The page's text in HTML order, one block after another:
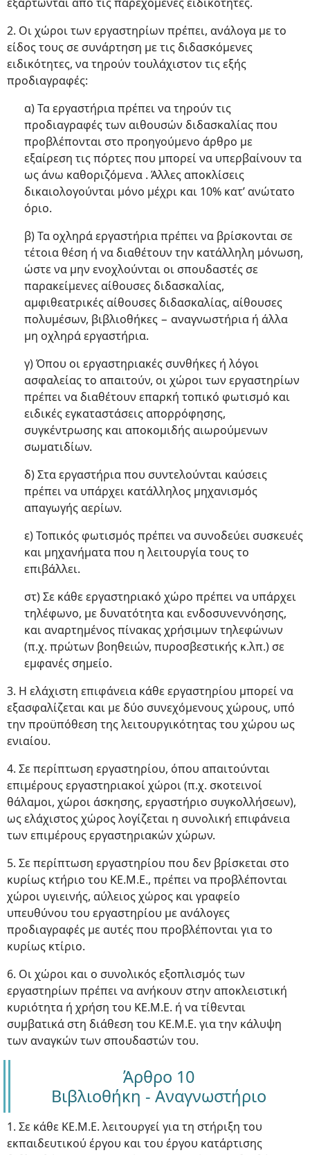
2. Οι χώροι των εργαστηρίων πρέπει, ανάλογα με το
είδος τους σε συνάρτηση με τις διδασκόμενες
ειδικότητες, να τηρούν τουλάχιστον τις εξής
προδιαγραφές:
α) Τα εργαστήρια πρέπει να τηρούν τις
προδιαγραφές των αιθουσών διδασκαλίας που
προβλέπονται στο προηγούμενο άρθρο με
εξαίρεση τις πόρτες που μπορεί να υπερβαίνουν τα
ως άνω καθοριζόμενα . Άλλες αποκλίσεις
δικαιολογούνται μόνο μέχρι και 10% κατ’ ανώτατο
όριο.
β) Τα οχληρά εργαστήρια πρέπει να βρίσκονται σε
τέτοια θέση ή να διαθέτουν την κατάλληλη μόνωση,
ώστε να μην ενοχλούνται οι σπουδαστές σε
παρακείμενες αίθουσες διδασκαλίας,
αμφιθεατρικές αίθουσες διδασκαλίας, αίθουσες
πολυμέσων, βιβλιοθήκες − αναγνωστήρια ή άλλα
μη οχληρά εργαστήρια.
γ) Όπου οι εργαστηριακές συνθήκες ή λόγοι
ασφαλείας το απαιτούν, οι χώροι των εργαστηρίων
πρέπει να διαθέτουν επαρκή τοπικό φωτισμό και
ειδικές εγκαταστάσεις απορρόφησης,
συγκέντρωσης και αποκομιδής αιωρούμενων
σωματιδίων.
δ) Στα εργαστήρια που συντελούνται καύσεις
πρέπει να υπάρχει κατάλληλος μηχανισμός
απαγωγής αερίων.
ε) Τοπικός φωτισμός πρέπει να συνοδεύει συσκευές
και μηχανήματα που η λειτουργία τους το
επιβάλλει.
στ) Σε κάθε εργαστηριακό χώρο πρέπει να υπάρχει
τηλέφωνο, με δυνατότητα και ενδοσυνεννόησης,
και αναρτημένος πίνακας χρήσιμων τηλεφώνων
(π.χ. πρώτων βοηθειών, πυροσβεστικής κ.λπ.) σε
εμφανές σημείο.
3. Η ελάχιστη επιφάνεια κάθε εργαστηρίου μπορεί να
εξασφαλίζεται και με δύο συνεχόμενους χώρους, υπό
την προϋπόθεση της λειτουργικότητας του χώρου ως
ενιαίου.
4. Σε περίπτωση εργαστηρίου, όπου απαιτούνται
επιμέρους εργαστηριακοί χώροι (π.χ. σκοτεινοί
θάλαμοι, χώροι άσκησης, εργαστήριο συγκολλήσεων),
ως ελάχιστος χώρος λογίζεται η συνολική επιφάνεια
των επιμέρους εργαστηριακών χώρων.
5. Σε περίπτωση εργαστηρίου που δεν βρίσκεται στο
κυρίως κτήριο του ΚΕ.Μ.Ε., πρέπει να προβλέπονται
χώροι υγιεινής, αύλειος χώρος και γραφείο
υπευθύνου του εργαστηρίου με ανάλογες
προδιαγραφές με αυτές που προβλέπονται για το
κυρίως κτίριο.
6. Οι χώροι και ο συνολικός εξοπλισμός των
εργαστηρίων πρέπει να ανήκουν στην αποκλειστική
κυριότητα ή χρήση του ΚΕ.Μ.Ε. ή να τίθενται
συμβατικά στη διάθεση του ΚΕ.Μ.Ε. για την κάλυψη
των αναγκών των σπουδαστών του.
Άρθρο 10
Βιβλιοθήκη - Αναγνωστήριο
1. Σε κάθε ΚΕ.Μ.Ε. λειτουργεί για τη στήριξη του
εκπαιδευτικού έργου και του έργου κατάρτισης